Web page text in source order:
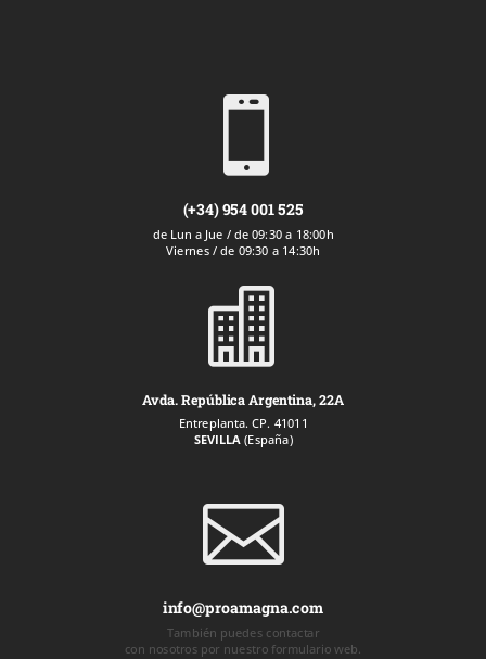

(+34) 954 001 525
de Lun a Jue / de 09:30 a 18:00h
Viernes / de 09:30 a 14:30h

Avda. República Argentina, 22A
Entreplanta. CP. 41011
SEVILLA (España)

info@proamagna.com
También puedes contactar
con nosotros por nuestro formulario web.